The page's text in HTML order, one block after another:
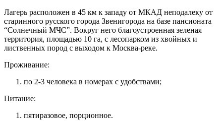
Лагерь расположен в 45 км к западу от МКАД неподалеку от
старинного русского города Звенигорода на базе пансионата
“Солнечный МЧС”. Вокруг него благоустроенная зеленая
территория, площадью 10 га, c лесопарком из хвойных и
лиственных пород с выходом к Москва-реке.
Проживание:
по 2-3 человека в номерах с удобствами;
Питание:
пятиразовое, порционное.